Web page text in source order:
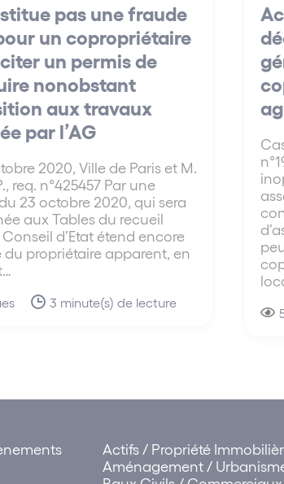
pas une fraude
un copropriétaire
un permis de
nonobstant
aux travaux
par l’AG
2020, Ville de Paris et M.
req. n°425457 Par une
23 octobre 2020, qui sera
aux Tables du recueil
d’Etat étend encore
du propriétaire apparent, en
3 minute(s) de lecture
Actifs / Propriété
Aménagement /